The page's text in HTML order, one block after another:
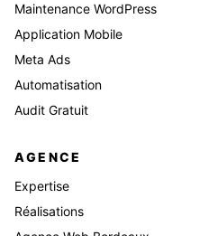
Maintenance WordPress
Application Mobile
Meta Ads
Automatisation
Audit Gratuit
AGENCE
Expertise
Réalisations